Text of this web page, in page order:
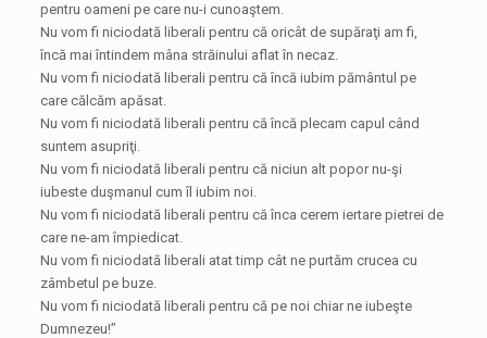
pentru oameni pe care nu-i cunoaştem.
Nu vom fi niciodată liberali pentru că oricât de supăraţi am fi,
încă mai întindem mâna străinului aflat în necaz.
Nu vom fi niciodată liberali pentru că încă iubim pământul pe
care călcăm apăsat.
Nu vom fi niciodată liberali pentru că încă plecam capul când
suntem asupriţi.
Nu vom fi niciodată liberali pentru că niciun alt popor nu-şi
iubeste duşmanul cum îl iubim noi.
Nu vom fi niciodată liberali pentru că înca cerem iertare pietrei de
care ne-am împiedicat.
Nu vom fi niciodată liberali atat timp cât ne purtăm crucea cu
zâmbetul pe buze.
Nu vom fi niciodată liberali pentru că pe noi chiar ne iubeşte
Dumnezeu!”